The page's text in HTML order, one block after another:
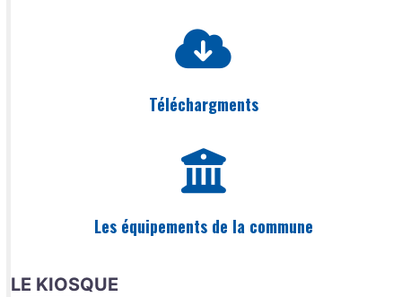
Téléchargments
Les équipements de la commune
LE KIOSQUE